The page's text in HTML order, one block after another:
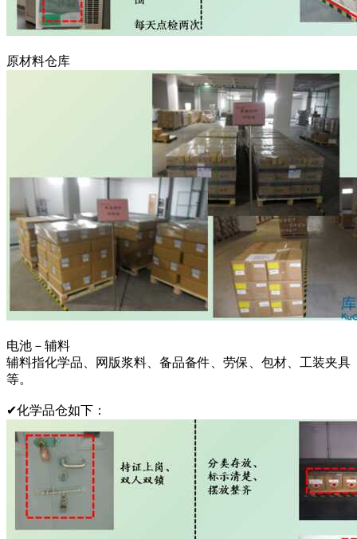
原材料仓库
电池－辅料
辅料指化学品、网版浆料、备品备件、劳保、包材、工装夹具
等。
✔化学品仓如下：